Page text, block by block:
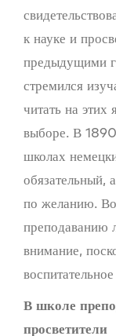
к науке и
предыдущими
стремился
читать на
выборе. В
школах
обязательный,
по желанию.
преподаванию
внимание,
В школе
просветители